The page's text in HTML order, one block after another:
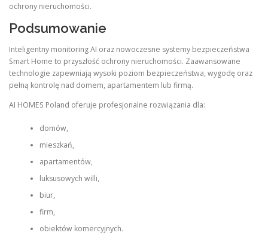
ochrony nieruchomości.
Podsumowanie
Inteligentny monitoring AI oraz nowoczesne systemy bezpieczeństwa
Smart Home to przyszłość ochrony nieruchomości. Zaawansowane
technologie zapewniają wysoki poziom bezpieczeństwa, wygodę oraz
pełną kontrolę nad domem, apartamentem lub firmą.
AI HOMES Poland oferuje profesjonalne rozwiązania dla:
domów,
mieszkań,
apartamentów,
luksusowych willi,
biur,
firm,
obiektów komercyjnych.